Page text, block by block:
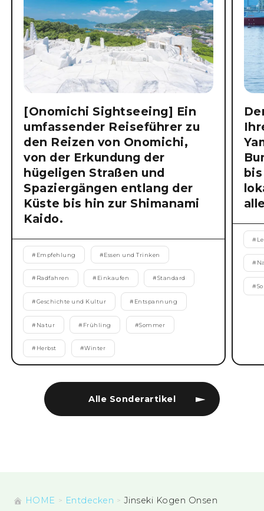
Alle Sonderartikel
[Onomichi Sightseeing] Ein
umfassender Reiseführer zu
den Reizen von Onomichi,
von der Erkundung der
hügeligen Straßen und
Spaziergängen entlang der
Küste bis hin zur Shimanami
Kaido.
# Empfehlung #Essen und Trinken
# Radfahren # Einkaufen #Standard
#Geschichte und Kultur # Entspannung
# Natur # Frühling #Sommer
# Herbst #Winter
#
#
#
HOME Entdecken Jinseki Kogen Onsen